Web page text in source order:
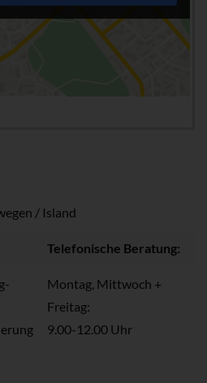
/ Island
Telefonische Beratung:
Montag, Mittwoch +
Freitag:
9.00-12.00 Uhr